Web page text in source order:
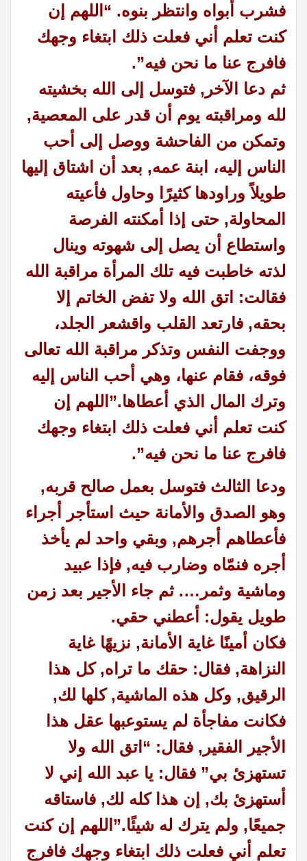
فشرب أبواه وانتظر بنوه. “اللهم إن
كنت تعلم أني فعلت ذلك ابتغاء وجهك
فافرج عنا ما نحن فيه”.
ثم دعا الآخر, فتوسل إلى الله بخشيته
لله ومراقبته يوم أن قدر على المعصية,
وتمكن من الفاحشة ووصل إلى أحب
الناس إليه، ابنة عمه, بعد أن اشتاق إليها
طويلاً وراودها كثيرًا وحاول فأعيته
المحاولة, حتى إذا أمكنته الفرصة
واستطاع أن يصل إلى شهوته وينال
لذته خاطبت فيه تلك المرأة مراقبة الله
فقالت: اتق الله ولا تفض الخاتم إلا
بحقه, فارتعد القلب واقشعر الجلد،
ووجفت النفس وتذكر مراقبة الله تعالى
فوقه، فقام عنها، وهي أحب الناس إليه
وترك المال الذي أعطاها.”اللهم إن
كنت تعلم أني فعلت ذلك ابتغاء وجهك
فافرج عنا ما نحن فيه”.
ودعا الثالث فتوسل بعمل صالح قربه,
وهو الصدق والأمانة حيث استأجر أجراء
فأعطاهم أجرهم, وبقي واحد لم يأخذ
أجره فنمّاه وضارب فيه, فإذا عبيد
وماشية وثمر …. ثم جاء الأجير بعد زمن
طويل يقول: أعطني حقي.
فكان أمينًا غاية الأمانة, نزيهًا غاية
النزاهة, فقال: حقك ما تراه, كل هذا
الرقيق, وكل هذه الماشية, كلها لك,
فكانت مفاجأة لم يستوعبها عقل هذا
الأجير الفقير, فقال: “اتق الله ولا
تستهزئ بي” فقال: يا عبد الله إني لا
أستهزئ بك, إن هذا كله لك, فاستاقه
جميعًا, ولم يترك له شيئًا.”اللهم إن كنت
تعلم أني فعلت ذلك ابتغاء وجهك فافرج